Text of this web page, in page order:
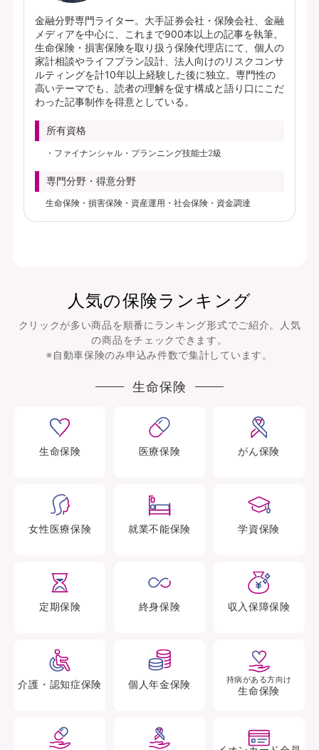
金融分野専門ライター。大手証券会社・保険会社、金融
メディアを中心に、これまで900本以上の記事を執筆。
生命保険・損害保険を取り扱う保険代理店にて、個人の
家計相談やライフプラン設計、法人向けのリスクコンサ
ルティングを計10年以上経験した後に独立。専門性の
高いテーマでも、読者の理解を促す構成と語り口にこだ
わった記事制作を得意としている。
所有資格
ファイナンシャル・プランニング技能士2級
専門分野・得意分野
生命保険・損害保険・資産運用・社会保険・資金調達
人気の保険ランキング
クリックが多い商品を順番にランキング形式でご紹介。人気
の商品をチェックできます。
※自動車保険のみ申込み件数で集計しています。
生命保険
生命保険 医療保険 がん保険
女性医療保険 就業不能保険 学資保険
定期保険 終身保険 収入保障保険
介護・認知症保険 個人年金保険 持病がある方向け
生命保険